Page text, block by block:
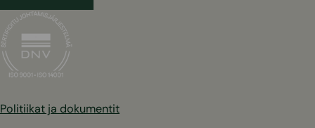
Politiikat ja dokumentit